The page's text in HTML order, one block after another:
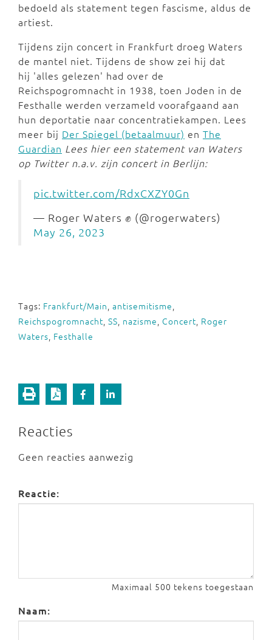
bedoeld als statement tegen fascisme, aldus de
artiest.
Tijdens zijn concert in Frankfurt droeg Waters
de mantel niet. Tijdens de show zei hij dat
hij 'alles gelezen' had over de
Reichspogromnacht in 1938, toen Joden in de
Festhalle werden verzameld voorafgaand aan
hun deportatie naar concentratiekampen. Lees
meer bij Der Spiegel (betaalmuur) en The
Guardian Lees hier een statement van Waters
op Twitter n.a.v. zijn concert in Berlijn:
pic.twitter.com/RdxCXZY0Gn
— Roger Waters ✊ (@rogerwaters)
May 26, 2023
Tags: Frankfurt/Main, antisemitisme,
Reichspogromnacht, SS, nazisme, Concert, Roger
Waters, Festhalle
Reacties
Geen reacties aanwezig
Reactie:
Maximaal 500 tekens toegestaan
Naam: